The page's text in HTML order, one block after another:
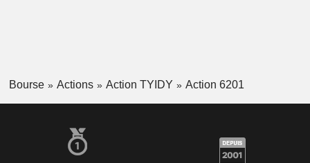
Bourse Actions Action TYIDY Action 6201